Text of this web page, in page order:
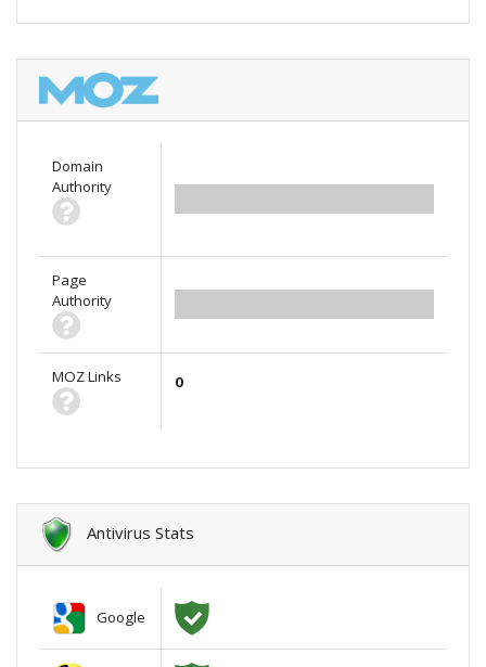
Domain
Authority
Page
Authority
MOZ Links 0
Antivirus Stats
Google